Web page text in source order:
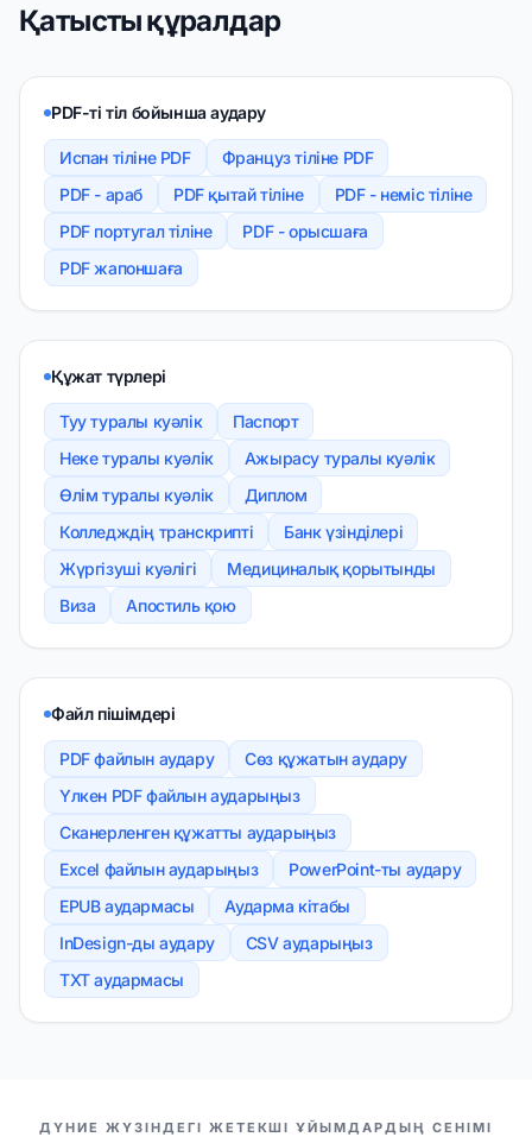
Қатысты құралдар
PDF-ті тіл бойынша аудару
Испан тіліне PDF
Француз тіліне PDF
PDF - араб
PDF қытай тіліне
PDF - неміс тіліне
PDF португал тіліне
PDF - орысшаға
PDF жапоншаға
Құжат түрлері
Туу туралы куәлік
Паспорт
Неке туралы куәлік
Ажырасу туралы куәлік
Өлім туралы куәлік
Диплом
Колледждің транскрипті
Банк үзінділері
Жүргізуші куәлігі
Медициналық қорытынды
Виза
Апостиль қою
Файл пішімдері
PDF файлын аудару
Сөз құжатын аудару
Үлкен PDF файлын аударыңыз
Сканерленген құжатты аударыңыз
Excel файлын аударыңыз
PowerPoint-ты аудару
EPUB аудармасы
Аударма кітабы
InDesign-ды аудару
CSV аударыңыз
TXT аудармасы
БІЗДІҢ СЕРІКТЕСТЕР
ДҮНИЕ ЖҮЗІНДЕГІ ЖЕТЕКШІ ҰЙЫМДАРДЫҢ СЕНІМІ